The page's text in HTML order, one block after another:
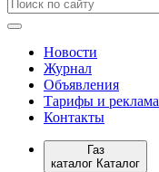
Новости
Журнал
Объявления
Тарифы и реклама
Контакты
Газ
каталог Каталог